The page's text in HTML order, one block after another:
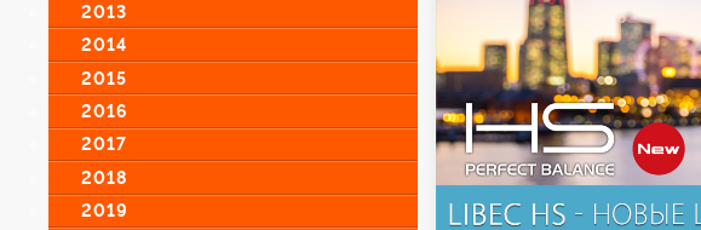
2013
2014
2015
2016
2017
2018
2019